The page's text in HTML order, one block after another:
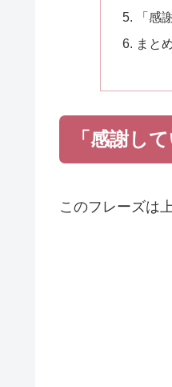
「感
まと
「感謝し
このフレーズは